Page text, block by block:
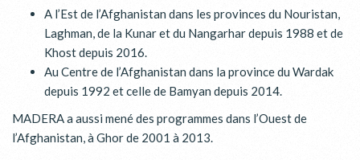
A l’Est de l’Afghanistan dans les provinces du Nouristan,
Laghman, de la Kunar et du Nangarhar depuis 1988 et de
Khost depuis 2016.
Au Centre de l’Afghanistan dans la province du Wardak
depuis 1992 et celle de Bamyan depuis 2014.
MADERA a aussi mené des programmes dans l’Ouest de
l’Afghanistan, à Ghor de 2001 à 2013.